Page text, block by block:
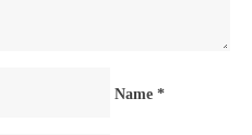
Name *